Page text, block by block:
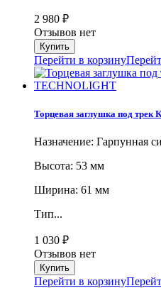
2 980 ₽
Отзывов нет
Перейти в корзину
Торцевая заглушка под
Назначение: Гарпунная
Высота: 53 мм
Ширина: 61 мм
Тип...
1 030 ₽
Отзывов нет
Перейти в корзину